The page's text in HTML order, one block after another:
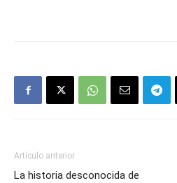
Artículo anterior
La historia desconocida de